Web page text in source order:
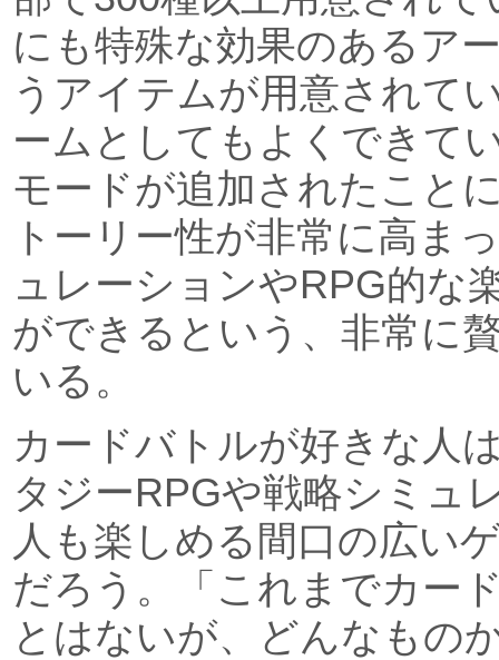
にも特殊な効果のあるア
うアイテムが用意されて
ームとしてもよくできて
モードが追加されたこと
トーリー性が非常に高ま
ュレーションやRPG的な
ができるという、非常に
いる。
カードバトルが好きな人
タジーRPGや戦略シミュ
人も楽しめる間口の広い
だろう。「これまでカー
とはないが、どんなもの